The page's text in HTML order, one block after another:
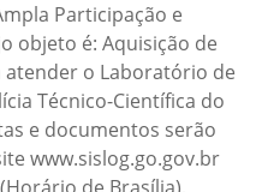
Participação e
objeto é: Aquisição de
o Laboratório de
Técnico-Científica do
e documentos serão
www.sislog.go.gov.br